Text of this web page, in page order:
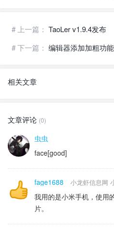
# 上一篇： TaoLer v1.9.4发布
# 下一篇： 编辑器添加加粗功能
相关文章
文章评论 (0)
虫虫
face[good]
fage1688 小龙虾信息网
我用的是小米手机，使用
片。